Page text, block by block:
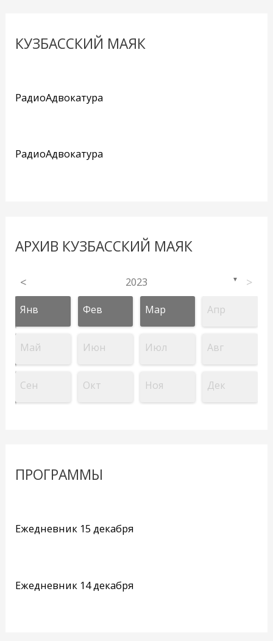
КУЗБАССКИЙ МАЯК
РадиоАдвокатура
РадиоАдвокатура
АРХИВ КУЗБАССКИЙ МАЯК
< 2023 ▼ >
Янв Фев Мар Апр
Май Июн Июл Авг
Сен Окт Ноя Дек
ПРОГРАММЫ
Ежедневник 15 декабря
Ежедневник 14 декабря